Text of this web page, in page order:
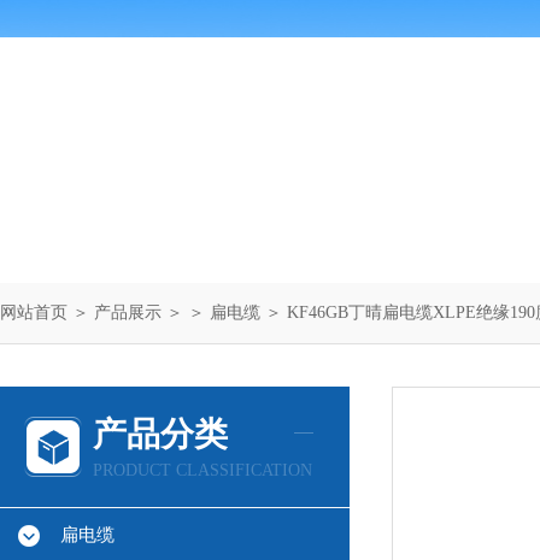
网站首页 ＞ 产品展示 ＞ ＞ 扁电缆 ＞ KF46GB丁晴扁电缆XLPE绝缘
产品分类
PRODUCT CLASSIFICATION
扁电缆